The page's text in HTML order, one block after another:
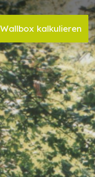
kalkulieren